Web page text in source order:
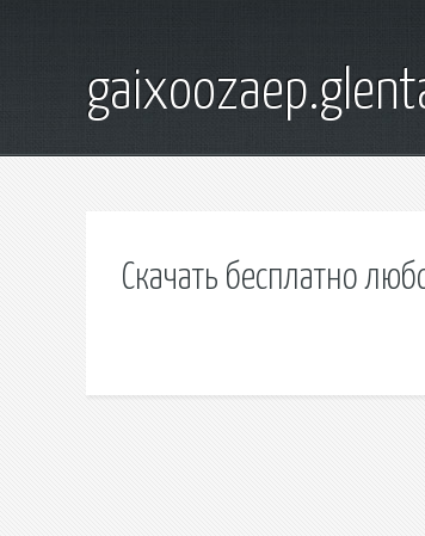
Скачать бесплатно